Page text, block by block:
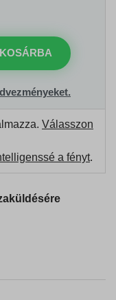
Válasszon
a fényt.